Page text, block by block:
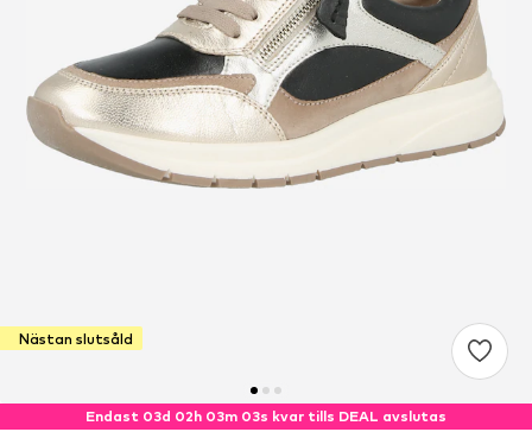
Nästan slutsåld
Endast 03d 02h 03m 02s kvar tills DEAL avslutas